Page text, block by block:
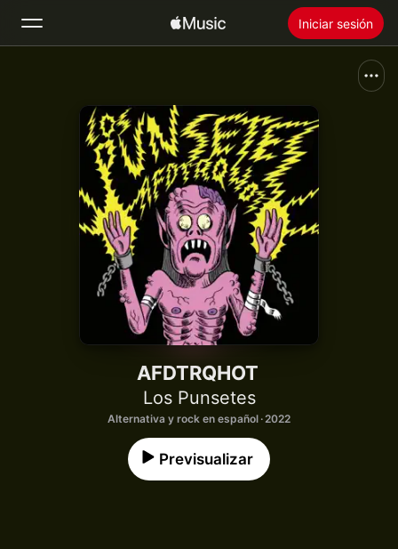
Iniciar sesión
Novedades
Instalar Apple Music
AFDTRQHOT
Los Punsetes
Alternativa y rock en español · 2022
Previsualizar